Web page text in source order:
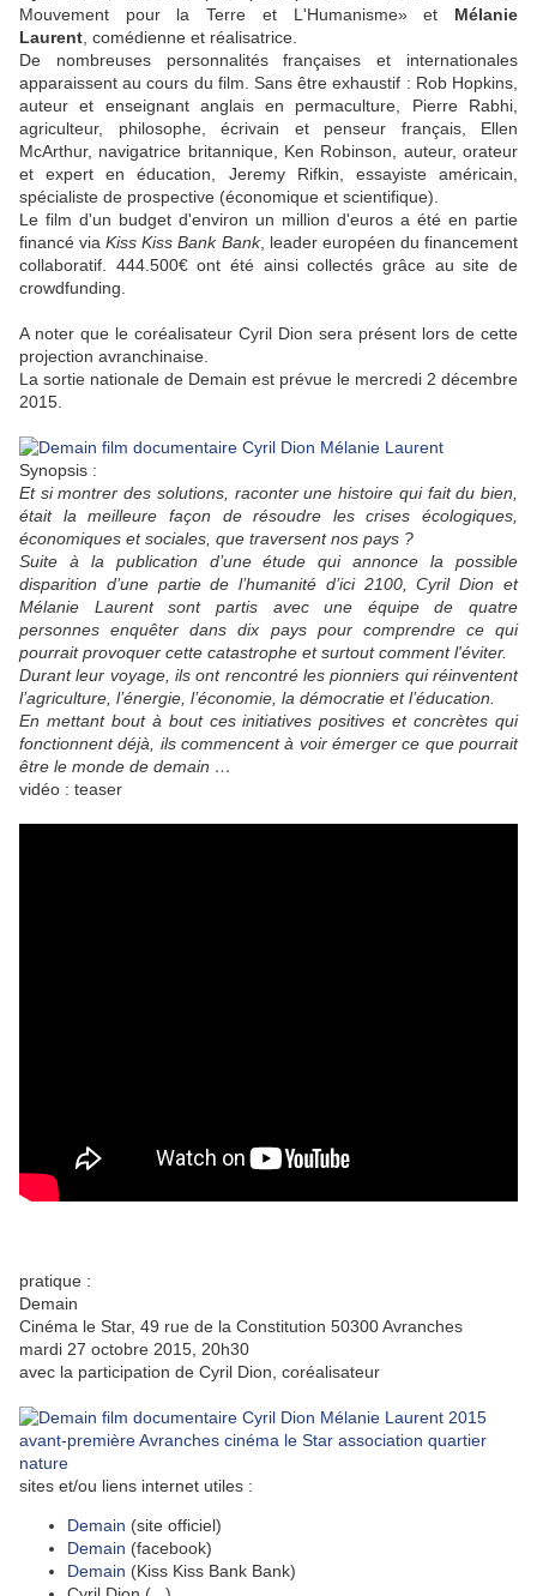
Mouvement pour la Terre et L'Humanisme» et Mélanie
Laurent , comédienne et réalisatrice.
De nombreuses personnalités françaises et internationales
apparaissent au cours du film. Sans être exhaustif : Rob Hopkins,
auteur et enseignant anglais en permaculture, Pierre Rabhi,
agriculteur, philosophe, écrivain et penseur français, Ellen
McArthur, navigatrice britannique, Ken Robinson, auteur, orateur
et expert en éducation, Jeremy Rifkin, essayiste américain,
spécialiste de prospective (économique et scientifique).
Le film d'un budget d'environ un million d'euros a été en partie
financé viaKiss Kiss Bank Bank, leader européen du financement
collaboratif. 444.500€ ont été ainsi collectés grâce au site de
crowdfunding.
A noter que le coréalisateur Cyril Dion sera présent lors de cette
projection avranchinaise.
La sortie nationale de Demain est prévue le mercredi 2 décembre
2015.
Synopsis :
Et si montrer des solutions, raconter une histoire qui fait du bien,
était la meilleure façon de résoudre les crises écologiques,
économiques et sociales, que traversent nos pays ?
Suite à la publication d’une étude qui annonce la possible
disparition d’une partie de l’humanité d’ici 2100, Cyril Dion et
Mélanie Laurent sont partis avec une équipe de quatre
personnes enquêter dans dix pays pour comprendre ce qui
pourrait provoquer cette catastrophe et surtout comment l'éviter.
Durant leur voyage, ils ont rencontré les pionniers qui réinventent
l’agriculture, l’énergie, l’économie, la démocratie et l’éducation.
En mettant bout à bout ces initiatives positives et concrètes qui
fonctionnent déjà, ils commencent à voir émerger ce que pourrait
être le monde de demain …
vidéo : teaser
pratique :
Demain
Cinéma le Star, 49 rue de la Constitution 50300 Avranches
mardi 27 octobre 2015, 20h30
avec la participation de Cyril Dion, coréalisateur
sites et/ou liens internet utiles :
Demain (site officiel)
Demain (facebook)
Demain (Kiss Kiss Bank Bank)